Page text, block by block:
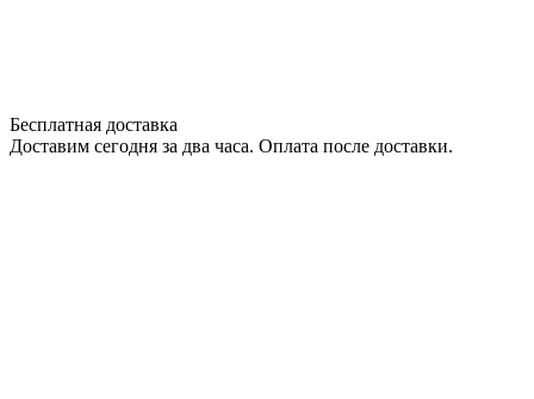
Бесплатная доставка
Доставим сегодня за два часа. Оплата после доставки.